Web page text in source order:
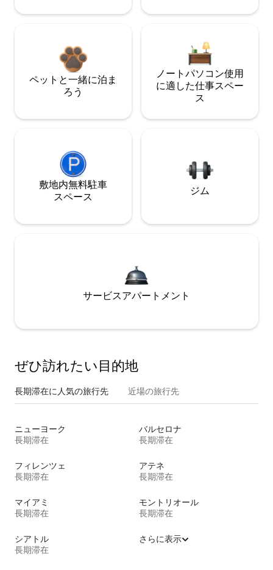
ペットと一緒に泊ま
ろう
ノートパソコン使用
に適した仕事スペー
ス
敷地内無料駐⁠車
ス⁠ペ⁠ー⁠ス
ジム
サービスアパートメント
ぜひ訪⁠れ⁠た⁠い目⁠的⁠地
長期滞在に人気の旅行先 近場の旅行先
ニューヨーク
長期滞在
バルセロナ
長期滞在
フィレンツェ
長期滞在
アテネ
長期滞在
マイアミ
長期滞在
モントリオール
長期滞在
シアトル
長期滞在
さらに表示